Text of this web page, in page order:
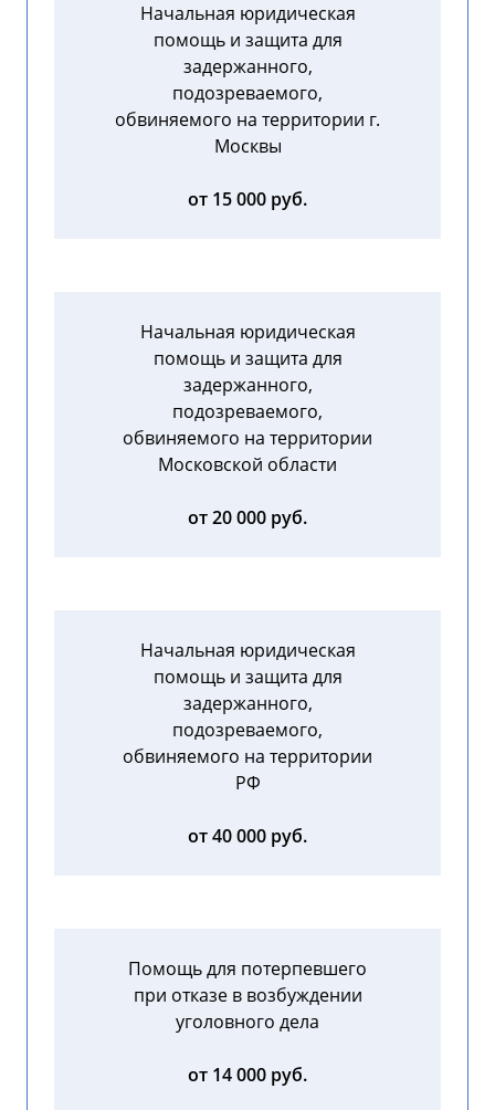
Начальная юридическая
помощь и защита для
задержанного,
подозреваемого,
обвиняемого на территории г.
Москвы
от 15 000 руб.
Начальная юридическая
помощь и защита для
задержанного,
подозреваемого,
обвиняемого на территории
Московской области
от 20 000 руб.
Начальная юридическая
помощь и защита для
задержанного,
подозреваемого,
обвиняемого на территории
РФ
от 40 000 руб.
Помощь для потерпевшего
при отказе в возбуждении
уголовного дела
от 14 000 руб.